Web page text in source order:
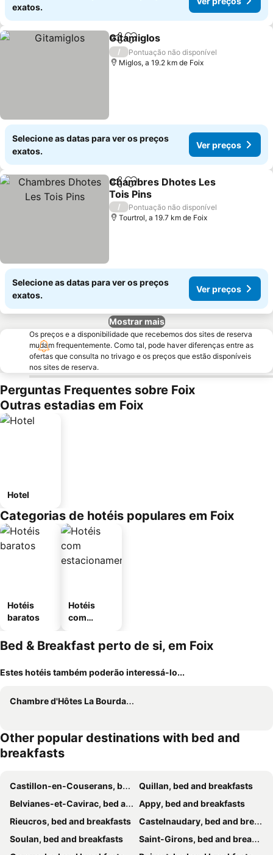
exatos.
PartilharAdicionar aos favoritos
Gitamiglos
/
Pontuação não disponível
Miglos, a 19.2 km de Foix
Selecione as datas para ver os preços
exatos.
Ver preços
PartilharAdicionar aos favoritos
Chambres Dhotes Les
Tois Pins
Ver preços
/
Pontuação não disponível
Tourtrol, a 19.7 km de Foix
Selecione as datas para ver os preços
exatos.
Ver preços
Mostrar mais
Os preços e a disponibilidade que recebemos dos sites de reserva
mudam frequentemente. Como tal, pode haver diferenças entre as
ofertas que consulta no trivago e os preços que estão disponíveis
nos sites de reserva.
Perguntas Frequentes sobre Foix
Outras estadias em Foix
Hotel
Categorias de hotéis populares em Foix
Hotéis
baratos
Hotéis
com
mento
Bed & Breakfast perto de si, em Foix
Estes hotéis também poderão interessá-lo...
Chambre d'Hôtes La Bourdasse
Other popular destinations with bed and
breakfasts
Castillon-en-Couserans, bed and breakfasts
Quillan, bed and breakfasts
Belvianes-et-Cavirac, bed and breakfasts
Appy, bed and breakfasts
Rieucros, bed and breakfasts
Castelnaudary, bed and breakfasts
Soulan, bed and breakfasts
Saint-Girons, bed and breakfasts